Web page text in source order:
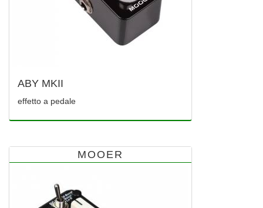
ABY MKII
effetto a pedale
MOOER